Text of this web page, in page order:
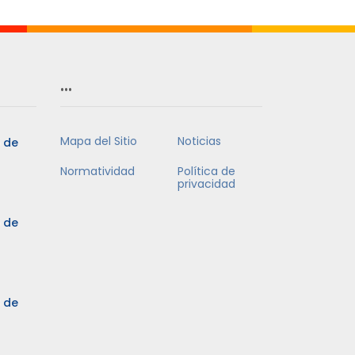
de
de
de
…
Mapa del Sitio
Noticias
Normatividad
Política de
privacidad